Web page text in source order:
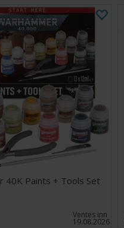
40K Paints + Tools Set
Ventes inn
19.08.2026